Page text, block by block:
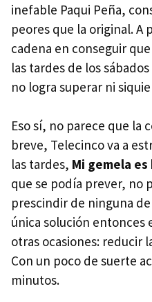
inefable Paqui Peña,
peores que la original. A
cadena en conseguir
las tardes de los
no logra superar ni
Eso sí, no parece que la
breve, Telecinco va a
las tardes, Mi gemela
que se podía prever, no
prescindir de ninguna
única solución entonces
otras ocasiones: reducir
Con un poco de suerte
minutos.